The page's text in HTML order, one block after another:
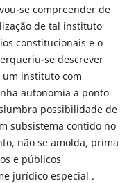
se compreender de
de tal instituto
constitucionais e o
se descrever
instituto com
autonomia a ponto
possibilidade de
subsistema contido no
não se amolda, prima
e públicos
jurídico especial .